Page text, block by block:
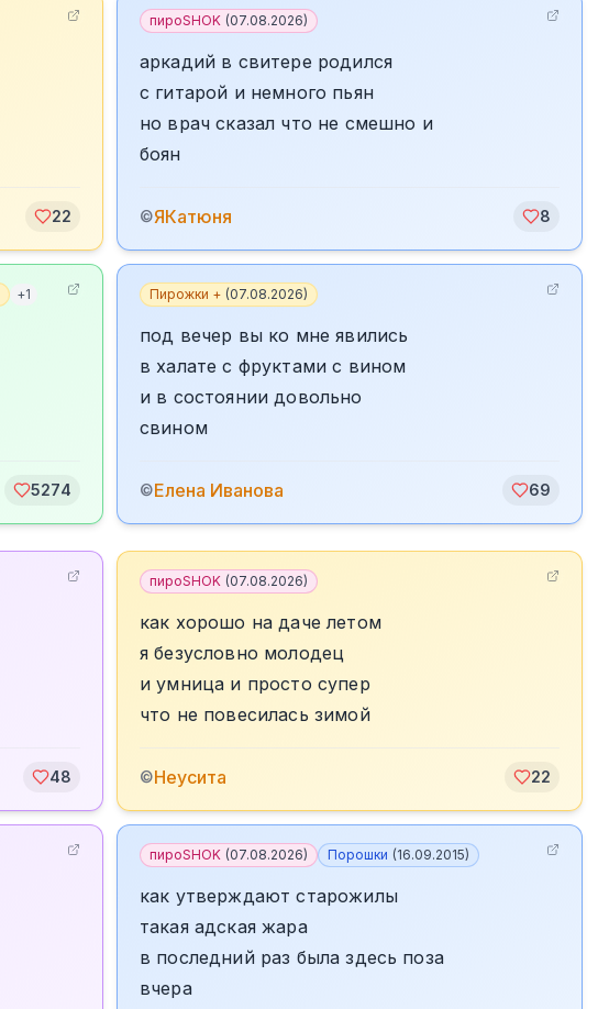
22
пироSHOK (07.08.2026)
аркадий в свитере родился
с гитарой и немного пьян
но врач сказал что не смешно и
боян
©ЯКатюня 8
+1
5274
Пирожки + (07.08.2026)
под вечер вы ко мне явились
в халате с фруктами с вином
и в состоянии довольно
свином
©Елена Иванова 69
48
пироSHOK (07.08.2026)
как хорошо на даче летом
я безусловно молодец
и умница и просто супер
что не повесилась зимой
©Неусита 22
пироSHOK (07.08.2026) Порошки (16.09.2015)
как утверждают старожилы
такая адская жара
в последний раз была здесь поза
вчера